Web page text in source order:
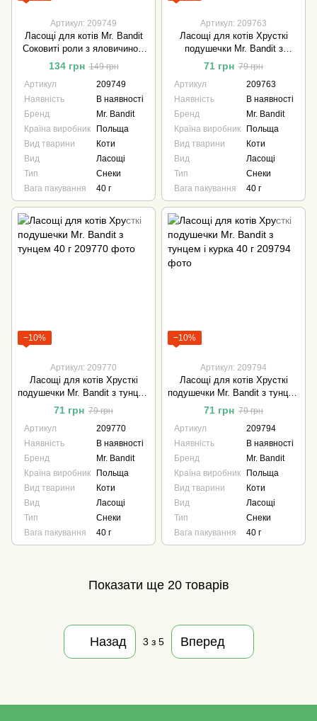
Артикул: 209749
Ласощі для котів Mr. Bandit
Соковиті роли з яловичиною
40 г
134 грн 149 грн
Артикул
209749
Наявність
В наявності
Бренд
Mr. Bandit
Країна виробник
Польща
Вид тварини
Коти
Вид
Ласощі
Тип
Снеки
Вага пакування
40 г
Артикул: 209763
Ласощі для котів Хрусткі
подушечки Mr. Bandit з
лососем 40 г
71 грн 79 грн
Артикул
209763
Наявність
В наявності
Бренд
Mr. Bandit
Країна виробник
Польща
Вид тварини
Коти
Вид
Ласощі
Тип
Снеки
Вага пакування
40 г
−10%
Артикул: 209770
Ласощі для котів Хрусткі
подушечки Mr. Bandit з тунцем
40 г
71 грн 79 грн
Артикул
209770
Наявність
В наявності
Бренд
Mr. Bandit
Країна виробник
Польща
Вид тварини
Коти
Вид
Ласощі
Тип
Снеки
Вага пакування
40 г
−10%
Артикул: 209794
Ласощі для котів Хрусткі
подушечки Mr. Bandit з тунцем
і курка 40 г
71 грн 79 грн
Артикул
209794
Наявність
В наявності
Бренд
Mr. Bandit
Країна виробник
Польща
Вид тварини
Коти
Вид
Ласощі
Тип
Снеки
Вага пакування
40 г
Показати ще 20 товарів
Назад 3 з 5 Вперед